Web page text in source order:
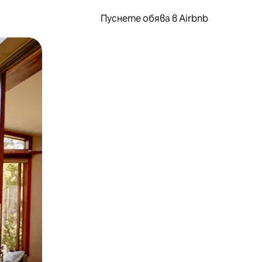
Пуснете обява в Airbnb
или плъзгане.